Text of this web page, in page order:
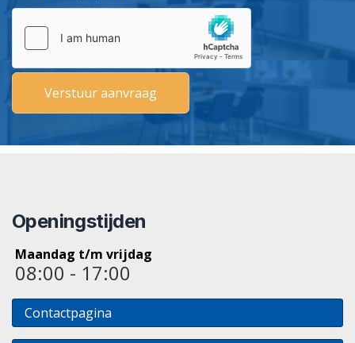
Openingstijden
Maandag t/m vrijdag
08:00 - 17:00
Contactpagina